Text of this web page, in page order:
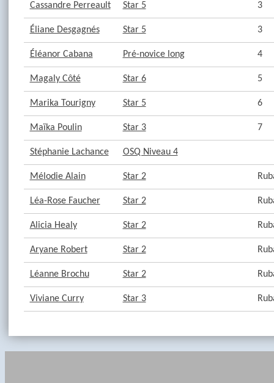
Cassandre Perreault Star 5 3
Éliane Desgagnés Star 5 3
Éléanor Cabana Pré-novice long 4
Magaly Côté Star 6 5
Marika Tourigny Star 5 6
Maïka Poulin Star 3 7
Stéphanie Lachance OSQ Niveau 4
Mélodie Alain Star 2
Léa-Rose Faucher Star 2
Alicia Healy Star 2
Aryane Robert Star 2
Léanne Brochu Star 2
Viviane Curry Star 3